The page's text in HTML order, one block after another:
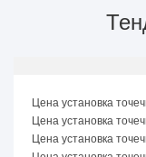
Цена установка
Цена установка
Цена установка